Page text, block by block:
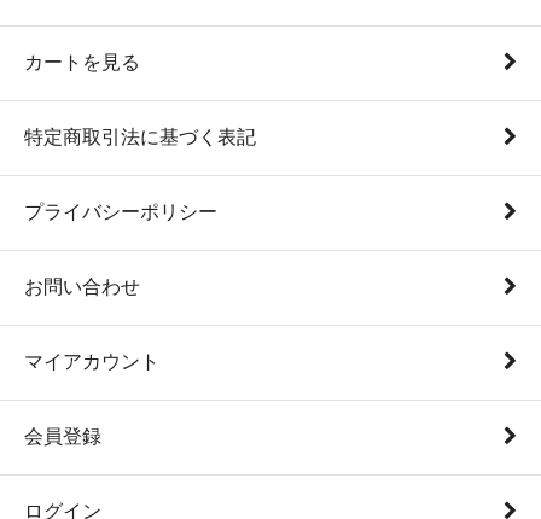
カートを見る
特定商取引法に基づく表記
プライバシーポリシー
お問い合わせ
マイアカウント
会員登録
ログイン